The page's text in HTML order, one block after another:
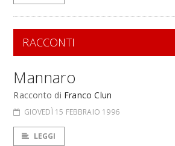
RACCONTI
Mannaro
Racconto di Franco Clun
GIOVEDÌ 15 FEBBRAIO 1996
LEGGI